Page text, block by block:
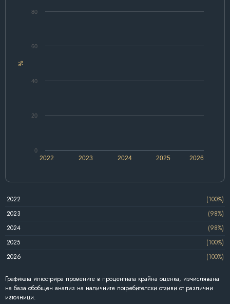
%
2022 2024 2026
2023 2025
0
20
40
60
80
2022
(100%)
2023
(98%)
2024
(98%)
2025
(100%)
2026
(100%)
Графиката илюстрира промените в процентната крайна оценка, изчислявана
на база обобщен анализ на наличните потребителски отзиви от различни
източници.